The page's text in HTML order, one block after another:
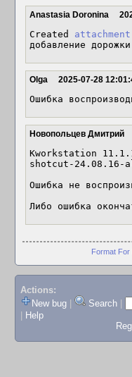
Anastasia Doronina
Created
добавление
Olga 2025-07-28
Ошибка
Новопольцев Дмитрий
Kworkstation
shotcut-24.08.16-
Ошибка не
Либо ошибка
Format For
Actions:
New bug
Search
Help